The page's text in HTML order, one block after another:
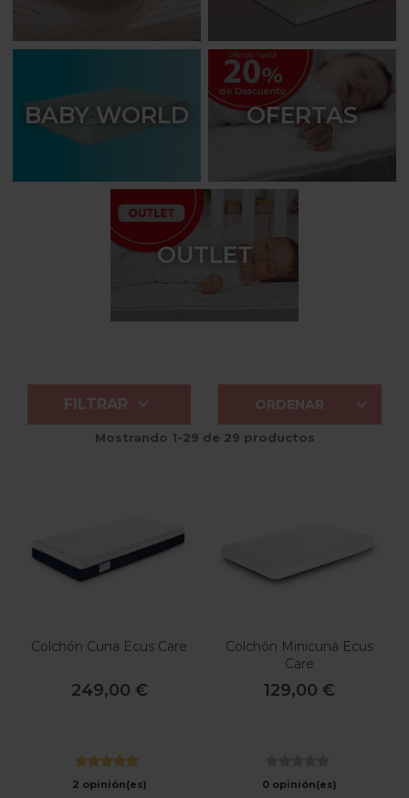
BABY WORLD OFERTAS
OUTLET
ORDENAR 
FILTRAR 
Mostrando 1-29 de 29 productos
Colchón Cuna Ecus Care
249,00 €
2 opinión(es)
Colchón Minicuna Ecus
Care
129,00 €
0 opinión(es)